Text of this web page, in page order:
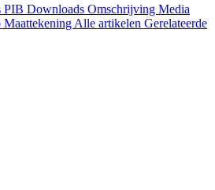
PIB Downloads Omschrijving Media
MaattekeningAlle artikelen Gerelateerde